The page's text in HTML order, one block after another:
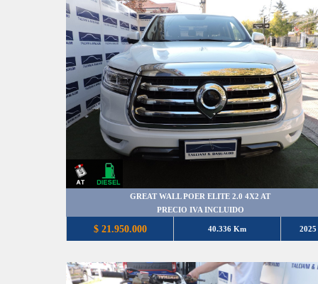
GREAT WALL POER ELITE 2.0 4X2 AT
PRECIO IVA INCLUIDO
$ 21.950.000 40.336 Km 2025